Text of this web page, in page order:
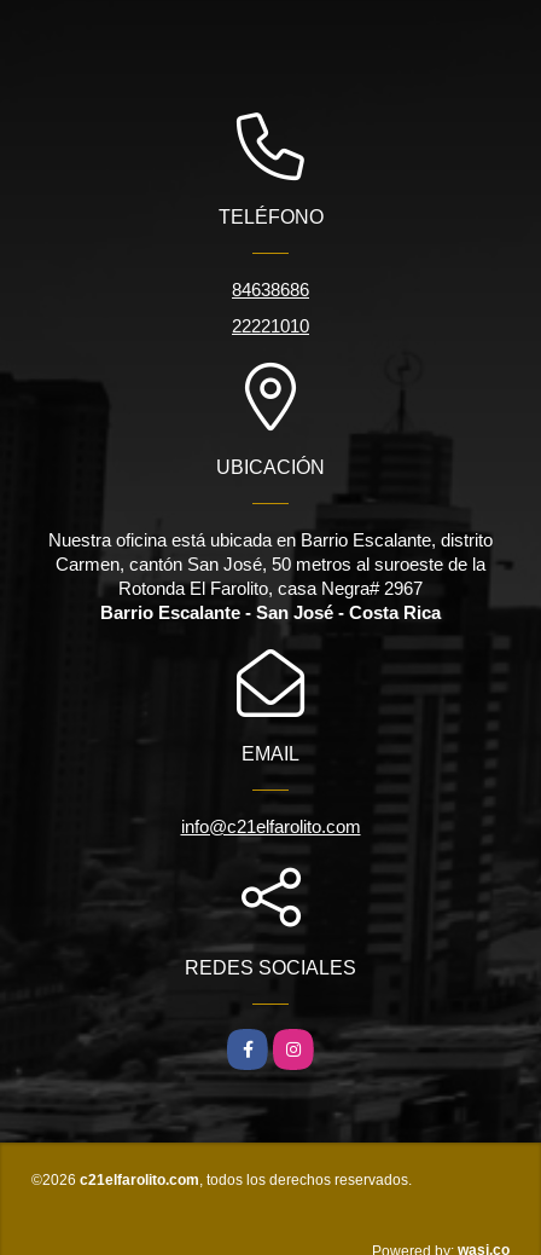
TELÉFONO
84638686
22221010
UBICACIÓN
Nuestra oficina está ubicada en Barrio Escalante, distrito
Carmen, cantón San José, 50 metros al suroeste de la
Rotonda El Farolito, casa Negra# 2967
Barrio Escalante - San José - Costa Rica
EMAIL
info@c21elfarolito.com
REDES SOCIALES
FacebookInstagram
©2026 c21elfarolito.com, todos los derechos reservados.
Powered by: wasi.co